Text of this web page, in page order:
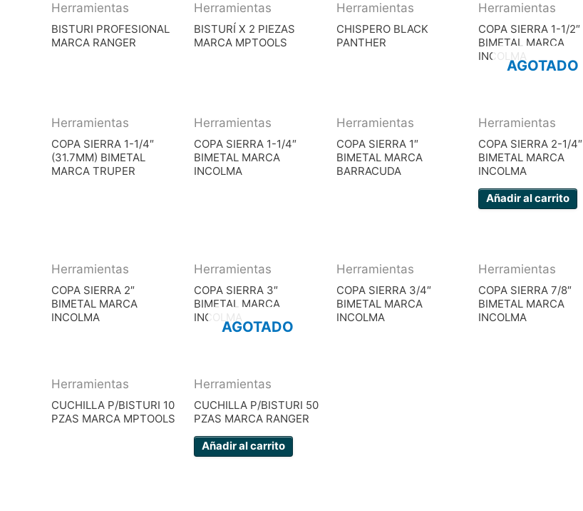
Herramientas
BISTURI PROFESIONAL
MARCA RANGER
Herramientas
BISTURÍ X 2 PIEZAS
MARCA MPTOOLS
Herramientas
CHISPERO BLACK
PANTHER
Herramientas
COPA SIERRA 1-1/2″
BIMETAL MARCA
INCOLMA
Herramientas
COPA SIERRA 1-1/4″
(31.7MM) BIMETAL
MARCA TRUPER
Herramientas
COPA SIERRA 1-1/4″
BIMETAL MARCA
INCOLMA
Herramientas
COPA SIERRA 1″
BIMETAL MARCA
BARRACUDA
AGOTADO
Herramientas
COPA SIERRA 2-1/4″
BIMETAL MARCA
INCOLMA
Añadir al carrito
Herramientas
COPA SIERRA 2″
BIMETAL MARCA
INCOLMA
Herramientas
COPA SIERRA 3″
BIMETAL MARCA
INCOLMA
Herramientas
COPA SIERRA 3/4″
BIMETAL MARCA
INCOLMA
Herramientas
COPA SIERRA 7/8″
BIMETAL MARCA
INCOLMA
Herramientas
CUCHILLA P/BISTURI 10
PZAS MARCA MPTOOLS
AGOTADO
Herramientas
CUCHILLA P/BISTURI 50
PZAS MARCA RANGER
Añadir al carrito